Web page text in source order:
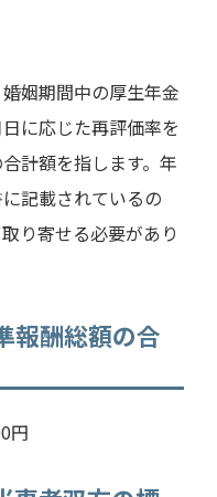
姻期間中の厚生年金
に応じた再評価率を
計額を指します。年
記載されているの
り寄せる必要があり
報酬総額の合
円